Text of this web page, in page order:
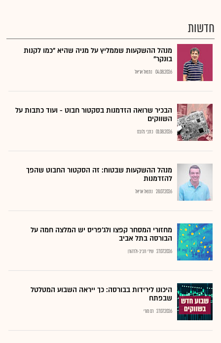
חדשות
מנהל ההשקעות שממליץ על מניה שהיא "כמו לקנות
בונקר"
04.08.2026 נתנאל אריאל
הבכיר שרואה הזדמנות בסקטור חבוט - ועוד כתבות על
השווקים
01.08.2026 כתבי גלובס
מנהל ההשקעות שבטוח: זה הסקטור החבוט שהפך
להזדמנות
28.07.2026 נתנאל אריאל
מחזורי המסחר קפצו ולג'פריס יש המלצה חמה על
הבורסה בתל אביב
27.07.2026 שירי חביב-ולדהורן
היכונו לירידות בבורסה: כך ייראה השבוע המטלטל
שבפתח
27.07.2026 רם מורי